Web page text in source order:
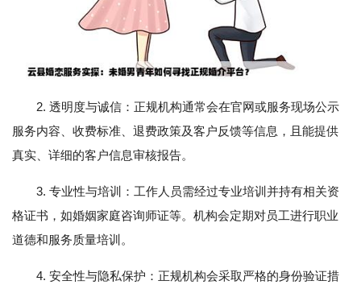
2. 透明度与诚信：正规机构通常会在官网或服务现场公示
服务内容、收费标准、退费政策及客户反馈等信息，且能提供
真实、详细的客户信息审核报告。
3. 专业性与培训：工作人员需经过专业培训并持有相关资
格证书，如婚姻家庭咨询师证等。机构会定期对员工进行职业
道德和服务质量培训。
4. 安全性与隐私保护：正规机构会采取严格的身份验证措